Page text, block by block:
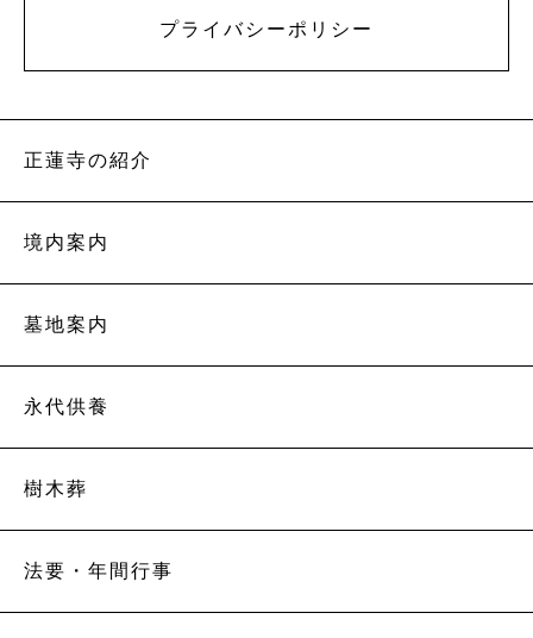
プライバシーポリシー
正蓮寺の紹介
境内案内
墓地案内
永代供養
樹木葬
法要・年間行事